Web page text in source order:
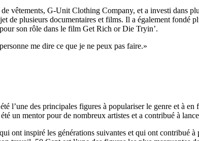
vêtements, G-Unit Clothing Company, et a investi dans
de plusieurs documentaires et films. Il a également fondé
son rôle dans le film Get Rich or Die Tryin’.
me dire ce que je ne peux pas faire.»
l’une des principales figures à populariser le genre et à en
un mentor pour de nombreux artistes et a contribué à
ont inspiré les générations suivantes et qui ont contribué